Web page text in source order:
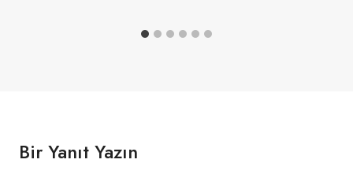
Bir Yanıt Yazın